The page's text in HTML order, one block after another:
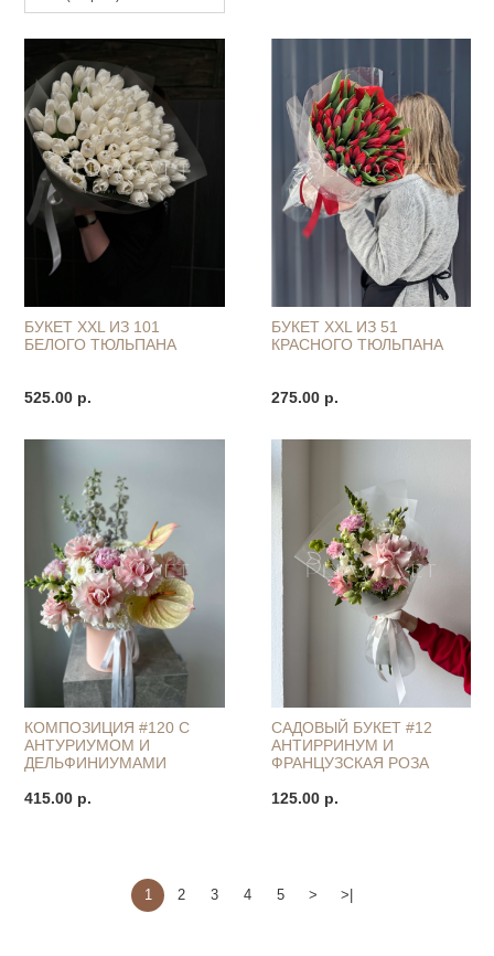
БУКЕТ XXL ИЗ 101
БЕЛОГО ТЮЛЬПАНА
525.00 р.
БУКЕТ XXL ИЗ 51
КРАСНОГО ТЮЛЬПАНА
275.00 р.
КОМПОЗИЦИЯ #120 С
АНТУРИУМОМ И
ДЕЛЬФИНИУМАМИ
415.00 р.
САДОВЫЙ БУКЕТ #12
АНТИРРИНУМ И
ФРАНЦУЗСКАЯ РОЗА
125.00 р.
1 2 3 4 5 > >|